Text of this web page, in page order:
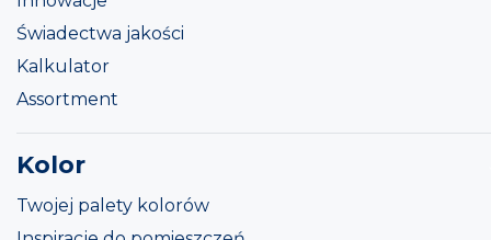
Świadectwa jakości
Kalkulator
Assortment
Kolor
Twojej palety kolorów